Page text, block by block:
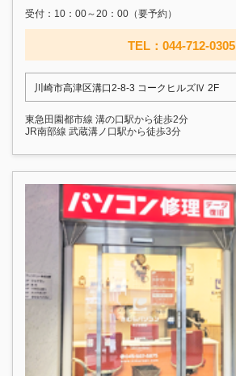
受付：10：00～20：00（要予約）
TEL：044-712-0305
川崎市高津区溝口2-8-3 コークヒルズⅣ 2F
東急田園都市線 溝の口駅から徒歩2分
JR南部線 武蔵溝ノ口駅から徒歩3分